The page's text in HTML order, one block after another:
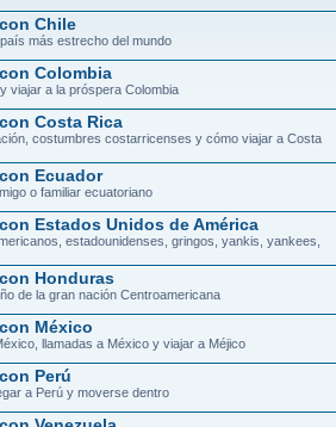
Chile
más estrecho del mundo
Colombia
viajar a la próspera Colombia
Costa Rica
costumbres costarricenses y cómo viajar a Costa
Ecuador
o familiar ecuatoriano
Estados Unidos de América
estadounidenses, gringos, yankis, yankees,
Honduras
de la gran nación Centroamericana
México
llamadas a México y viajar a Méjico
Perú
a Perú y moverse dentro